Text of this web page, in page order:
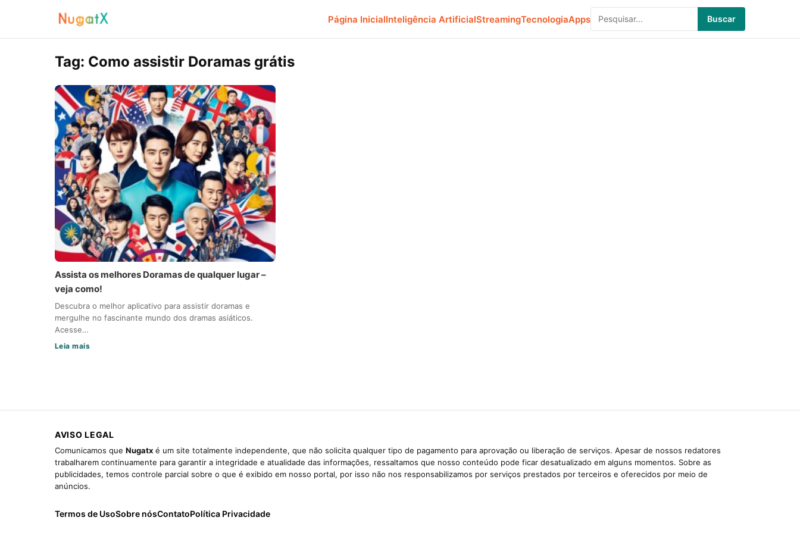
Página InicialInteligência ArtificialStreamingTecnologiaApps Buscar
Tag: Como assistir Doramas grátis
Assista os melhores Doramas de qualquer lugar –
veja como!
Descubra o melhor aplicativo para assistir doramas e
mergulhe no fascinante mundo dos dramas asiáticos.
Acesse…
Leia mais
AVISO LEGAL
Comunicamos que Nugatx é um site totalmente independente, que não solicita qualquer tipo de pagamento para aprovação ou liberação de serviços. Apesar de nossos redatores
trabalharem continuamente para garantir a integridade e atualidade das informações, ressaltamos que nosso conteúdo pode ficar desatualizado em alguns momentos. Sobre as
publicidades, temos controle parcial sobre o que é exibido em nosso portal, por isso não nos responsabilizamos por serviços prestados por terceiros e oferecidos por meio de
anúncios.
Termos de UsoSobre nósContatoPolítica Privacidade